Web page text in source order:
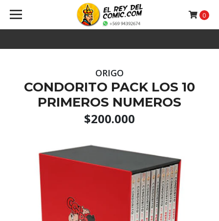
0
ORIGO
CONDORITO PACK LOS 10
PRIMEROS NUMEROS
$200.000